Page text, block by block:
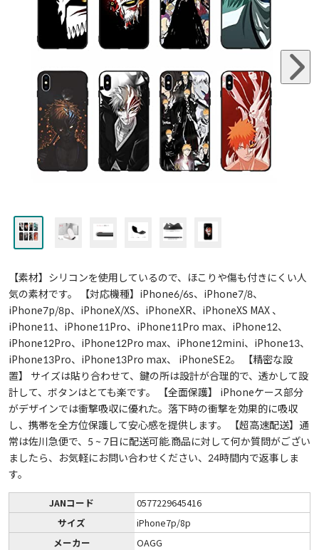
【素材】シリコンを使用しているので、ほこりや傷も付きにくい人
気の素材です。 【対応機種】iPhone6/6s、iPhone7/8、
iPhone7p/8p、iPhoneX/XS、iPhoneXR、iPhoneXS MAX 、
iPhone11、iPhone11Pro、iPhone11Pro max、iPhone12、
iPhone12Pro、iPhone12Pro max、iPhone12mini、iPhone13、
iPhone13Pro、iPhone13Pro max、 iPhoneSE2。 【精密な設
置】 サイズは貼り合わせて、鍵の所は設計が合理的で、透かして設
計して、ボタンはとても楽です。 【全面保護】 iPhoneケース部分
がデザインでは衝撃吸収に優れた。落下時の衝撃を効果的に吸収
し、携帯を全方位保護して安心感を提供します。 【超高速配送】通
常は佐川急便で、5 ~ 7日に配送可能.商品に対して何か質問がござい
ましたら、お気軽にお問い合わせください、24時間内で返事しま
す。
JANコード
0577229645416
サイズ
iPhone7p/8p
メーカー
OAGG